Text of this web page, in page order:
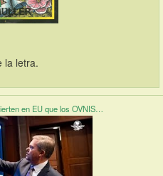
la letra.
en EU que los OVNIS…